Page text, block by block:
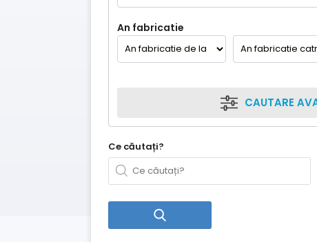
An fabricatie
CAUTARE
Ce căutați?